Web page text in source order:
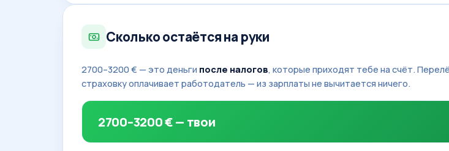
Сколько остаётся на руки
2700–3200 € — это деньги после налогов, которые приходят тебе на счёт.
страховку оплачивает работодатель — из зарплаты не вычитается ничего.
2700–3200 € — твои